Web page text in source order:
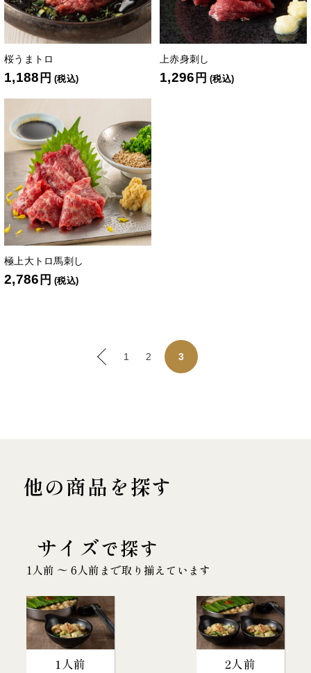
桜うまトロ
1,188 円 (税込)
上赤身刺し
1,296 円 (税込)
極上大トロ馬刺し
2,786 円 (税込)
1 2 3
他の商品を探す
サイズで探す
1人前 〜 6人前まで取り揃えています
1人前 2人前